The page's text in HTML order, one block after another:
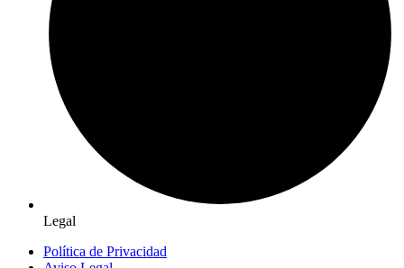
Legal
Política de Privacidad